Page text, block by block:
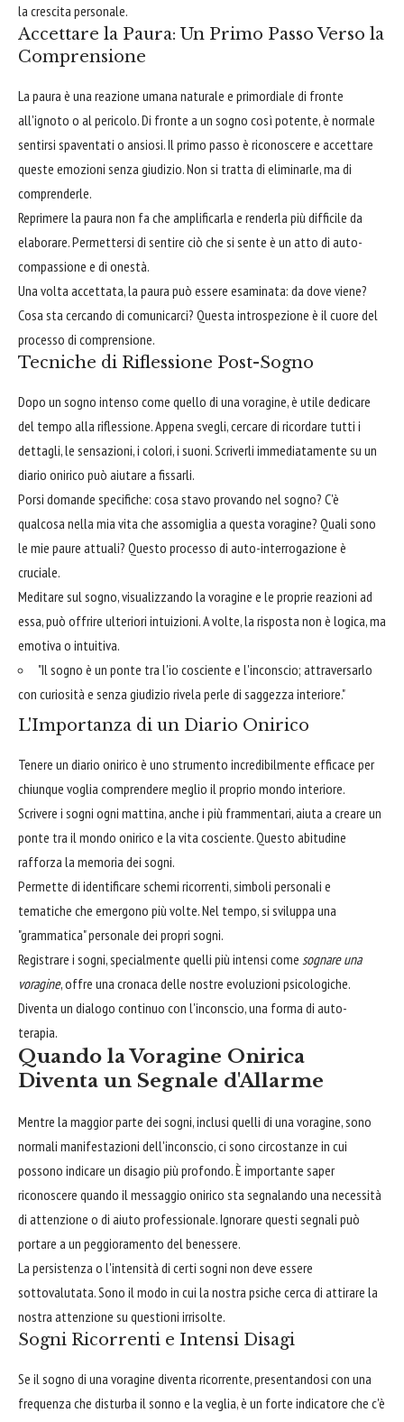
la crescita personale.
Accettare la Paura: Un Primo Passo Verso la
Comprensione
La paura è una reazione umana naturale e primordiale di fronte
all'ignoto o al pericolo. Di fronte a un sogno così potente, è normale
sentirsi spaventati o ansiosi. Il primo passo è riconoscere e accettare
queste emozioni senza giudizio. Non si tratta di eliminarle, ma di
comprenderle.
Reprimere la paura non fa che amplificarla e renderla più difficile da
elaborare. Permettersi di sentire ciò che si sente è un atto di auto-
compassione e di onestà.
Una volta accettata, la paura può essere esaminata: da dove viene?
Cosa sta cercando di comunicarci? Questa introspezione è il cuore del
processo di comprensione.
Tecniche di Riflessione Post-Sogno
Dopo un sogno intenso come quello di una voragine, è utile dedicare
del tempo alla riflessione. Appena svegli, cercare di ricordare tutti i
dettagli, le sensazioni, i colori, i suoni. Scriverli immediatamente su un
diario onirico può aiutare a fissarli.
Porsi domande specifiche: cosa stavo provando nel sogno? C'è
qualcosa nella mia vita che assomiglia a questa voragine? Quali sono
le mie paure attuali? Questo processo di auto-interrogazione è
cruciale.
Meditare sul sogno, visualizzando la voragine e le proprie reazioni ad
essa, può offrire ulteriori intuizioni. A volte, la risposta non è logica, ma
emotiva o intuitiva.
"Il sogno è un ponte tra l'io cosciente e l'inconscio; attraversarlo
con curiosità e senza giudizio rivela perle di saggezza interiore."
L'Importanza di un Diario Onirico
Tenere un diario onirico è uno strumento incredibilmente efficace per
chiunque voglia comprendere meglio il proprio mondo interiore.
Scrivere i sogni ogni mattina, anche i più frammentari, aiuta a creare un
ponte tra il mondo onirico e la vita cosciente. Questo abitudine
rafforza la memoria dei sogni.
Permette di identificare schemi ricorrenti, simboli personali e
tematiche che emergono più volte. Nel tempo, si sviluppa una
"grammatica" personale dei propri sogni.
Registrare i sogni, specialmente quelli più intensi come sognare una
voragine, offre una cronaca delle nostre evoluzioni psicologiche.
Diventa un dialogo continuo con l'inconscio, una forma di auto-
terapia.
Quando la Voragine Onirica
Diventa un Segnale d'Allarme
Mentre la maggior parte dei sogni, inclusi quelli di una voragine, sono
normali manifestazioni dell'inconscio, ci sono circostanze in cui
possono indicare un disagio più profondo. È importante saper
riconoscere quando il messaggio onirico sta segnalando una necessità
di attenzione o di aiuto professionale. Ignorare questi segnali può
portare a un peggioramento del benessere.
La persistenza o l'intensità di certi sogni non deve essere
sottovalutata. Sono il modo in cui la nostra psiche cerca di attirare la
nostra attenzione su questioni irrisolte.
Sogni Ricorrenti e Intensi Disagi
Se il sogno di una voragine diventa ricorrente, presentandosi con una
frequenza che disturba il sonno e la veglia, è un forte indicatore che c'è